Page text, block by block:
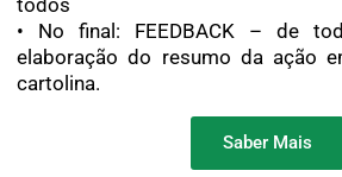
todos
• No final: FEEDBACK – de
elaboração do resumo da ação
cartolina.
Saber Mais